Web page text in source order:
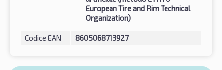
European Tire and Rim Technical
Organization)
Codice EAN 8605068713927